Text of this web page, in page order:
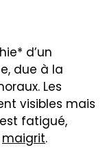
d’un
due à la
Les
visibles mais
fatigué,
maigrit.